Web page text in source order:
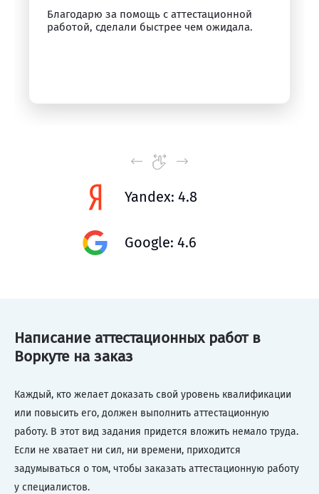
Благодарю за помощь с аттестационной
работой, сделали быстрее чем ожидала.
Yandex: 4.8
Google: 4.6
Написание аттестационных работ в
Воркуте на заказ
Каждый, кто желает доказать свой уровень квалификации
или повысить его, должен выполнить аттестационную
работу. В этот вид задания придется вложить немало труда.
Если не хватает ни сил, ни времени, приходится
задумываться о том, чтобы заказать аттестационную работу
у специалистов.